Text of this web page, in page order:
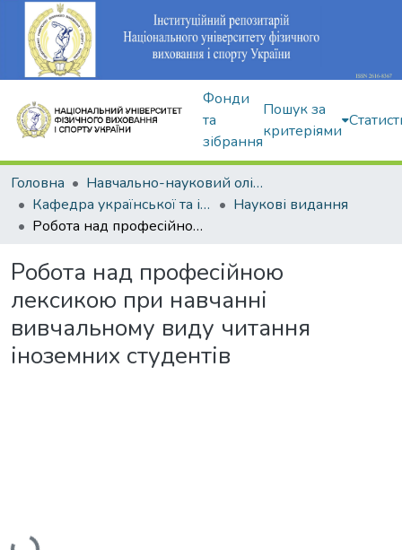
Фонди
та
зібрання
Пошук за
критеріями
Головна
Навчально-науковий олімпійський інститут
Кафедра української та іноземної мов
Наукові видання
Робота над професійною лексикою при навчанні вивчальному виду читання іноземних студентів
Робота над професійною
лексикою при навчанні
вивчальному виду читання
іноземних студентів
Вантажиться...